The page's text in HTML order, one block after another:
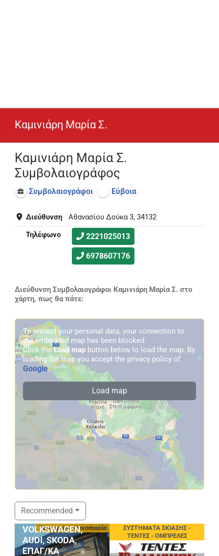
Καμινιάρη Μαρία Σ.
Καμινιάρη Μαρία Σ.
Συμβολαιογράφος
Συμβολαιογράφοι Εύβοια
Διεύθυνση
Αθανασίου Δούκα 3, 34132
Τηλέφωνο
2221025013
6978607176
Διεύθυνση Συμβολαιογράφοι Καμινιάρη Μαρία Σ. στο
χάρτη, πως θα πάτε:
To protect your personal data, your connection to
the embedded map has been blocked.
Click theLoad map button below to load the map. By
loading the map you accept the privacy policy of
Google.
Load map
Recommended
Συνεργεία - Φανοποιεία
ΣΤΑΘΟΠΟΥΛΟΣ
SERVICE
VOLKSWAGEN,
AUDI, SKODA,
ΕΠΑΓ/ΚΑ
ΣΥΣΤΉΜΑΤΑ ΣΚΊΑΣΗΣ -
ΤΕΝΤΕΣ - ΟΜΠΡΕΛΕΣ